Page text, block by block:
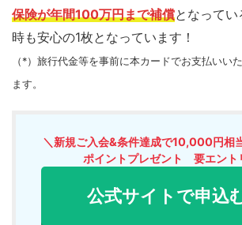
保険が年間100万円まで補償となって
時も安心の1枚となっています！
（*）旅行代金等を事前に本カードでお支払いい
ます。
＼新規ご入会&条件達成で10,000円相
ポイントプレゼント 要エント
公式サイトで申込